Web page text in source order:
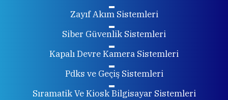
Zayıf Akım Sistemleri
Siber Güvenlik Sistemleri
Kapalı Devre Kamera Sistemleri
Pdks ve Geçiş Sistemleri
Sıramatik Ve Kiosk Bilgisayar Sistemleri